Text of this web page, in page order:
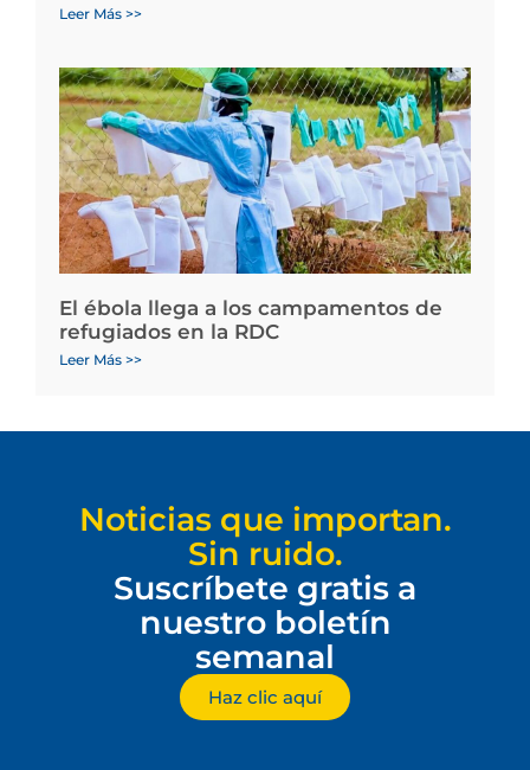
Leer Más >>
El ébola llega a los campamentos de
refugiados en la RDC
Leer Más >>
Noticias que importan.
Sin ruido.
Suscríbete gratis a
nuestro boletín
semanal
Haz clic aquí